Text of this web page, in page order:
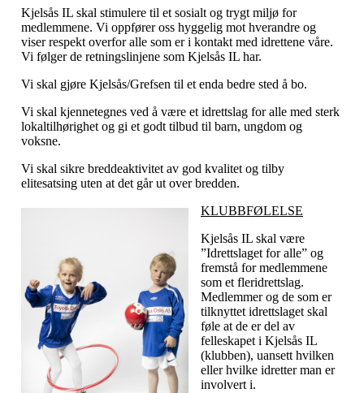
Kjelsås IL skal stimulere til et sosialt og trygt miljø for
medlemmene. Vi oppfører oss hyggelig mot hverandre og
viser respekt overfor alle som er i kontakt med idrettene våre.
Vi følger de retningslinjene som Kjelsås IL har.
Vi skal gjøre Kjelsås/Grefsen til et enda bedre sted å bo.
Vi skal kjennetegnes ved å være et idrettslag for alle med sterk
lokaltilhørighet og gi et godt tilbud til barn, ungdom og
voksne.
Vi skal sikre breddeaktivitet av god kvalitet og tilby
elitesatsing uten at det går ut over bredden.
KLUBBFØLELSE
Kjelsås IL skal være
”Idrettslaget for alle” og
fremstå for medlemmene
som et fleridrettslag.
Medlemmer og de som er
tilknyttet idrettslaget skal
føle at de er del av
felleskapet i Kjelsås IL
(klubben), uansett hvilken
eller hvilke idretter man er
involvert i.